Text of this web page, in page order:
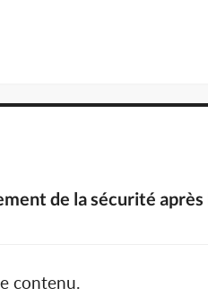
de la sécurité après
contenu.